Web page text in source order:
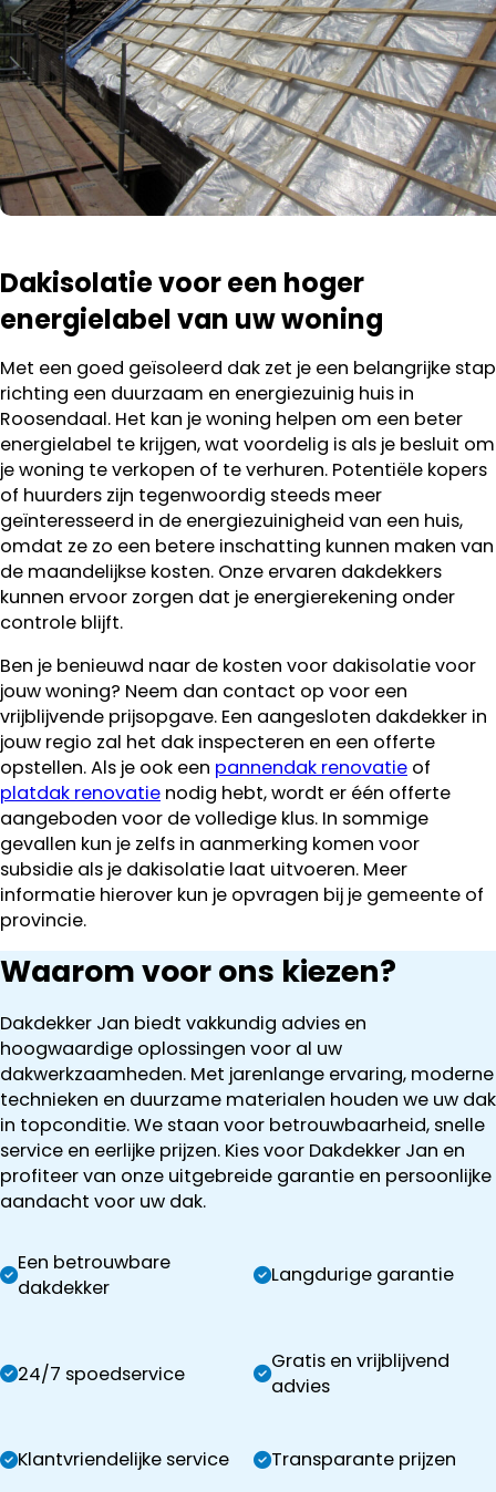
Dakisolatie voor een hoger
energielabel van uw woning
Met een goed geïsoleerd dak zet je een belangrijke stap
richting een duurzaam en energiezuinig huis in
Roosendaal. Het kan je woning helpen om een beter
energielabel te krijgen, wat voordelig is als je besluit om
je woning te verkopen of te verhuren. Potentiële kopers
of huurders zijn tegenwoordig steeds meer
geïnteresseerd in de energiezuinigheid van een huis,
omdat ze zo een betere inschatting kunnen maken van
de maandelijkse kosten. Onze ervaren dakdekkers
kunnen ervoor zorgen dat je energierekening onder
controle blijft.
Ben je benieuwd naar de kosten voor dakisolatie voor
jouw woning? Neem dan contact op voor een
vrijblijvende prijsopgave. Een aangesloten dakdekker in
jouw regio zal het dak inspecteren en een offerte
opstellen. Als je ook een pannendak renovatie of
platdak renovatie nodig hebt, wordt er één offerte
aangeboden voor de volledige klus. In sommige
gevallen kun je zelfs in aanmerking komen voor
subsidie als je dakisolatie laat uitvoeren. Meer
informatie hierover kun je opvragen bij je gemeente of
provincie.
Waarom voor ons kiezen?
Dakdekker Jan biedt vakkundig advies en
hoogwaardige oplossingen voor al uw
dakwerkzaamheden. Met jarenlange ervaring, moderne
technieken en duurzame materialen houden we uw dak
in topconditie. We staan voor betrouwbaarheid, snelle
service en eerlijke prijzen. Kies voor Dakdekker Jan en
profiteer van onze uitgebreide garantie en persoonlijke
aandacht voor uw dak.
Een betrouwbare
dakdekker
Langdurige garantie
24/7 spoedservice
Gratis en vrijblijvend
advies
Klantvriendelijke service Transparante prijzen